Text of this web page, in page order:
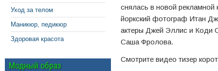
снялась в новой
йоркский фотограф Итан
актеры Джей Эллис и Коди
Саша Фролова.
Смотрите видео тизер
Уход за телом
Маникюр, педикюр
Здоровая красота
Модный образ